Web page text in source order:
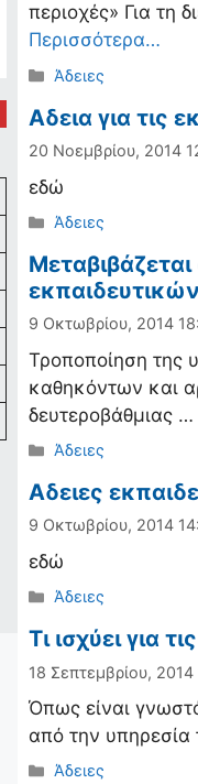
περιοχές» Για τη
Περισσότερα…
Κατηγορίες
Άδειες
Αδεια για τις
20 Νοεμβρίου, 2014
εδώ
Κατηγορίες
Άδειες
εκπαιδευτικών
9 Οκτωβρίου, 2014
Τροποποίηση της
καθηκόντων και
δευτεροβάθμιας …
Κατηγορίες
Άδειες
Αδειες
9 Οκτωβρίου, 2014
εδώ
Κατηγορίες
Άδειες
Τι ισχύει για
18 Σεπτεμβρίου, 2014
Όπως είναι
από την
Κατηγορίες
Άδειες